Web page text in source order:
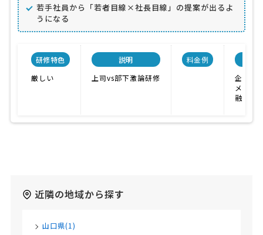
若手社員から「若者目線×社長目線」の提案が出るよ
うになる
研修特色
厳しい
説明
上司vs部下激論研修
料金例
企画力
メニュ
融通が
近隣の地域から探す
山口県(1)